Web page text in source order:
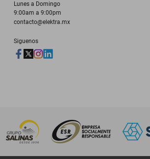
Lunes a Domingo
9:00am a 9:00pm
contacto@elektra.mx
Siguenos